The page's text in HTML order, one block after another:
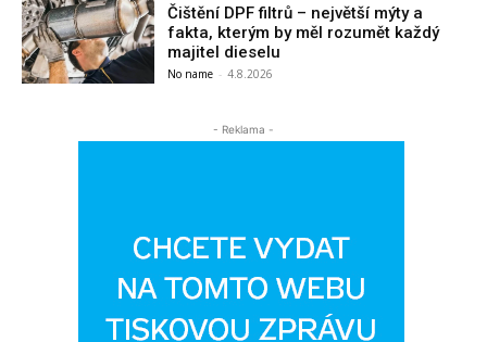
Čištění DPF filtrů – největší mýty a
fakta, kterým by měl rozumět každý
majitel dieselu
No name - 4.8.2026
- Reklama -